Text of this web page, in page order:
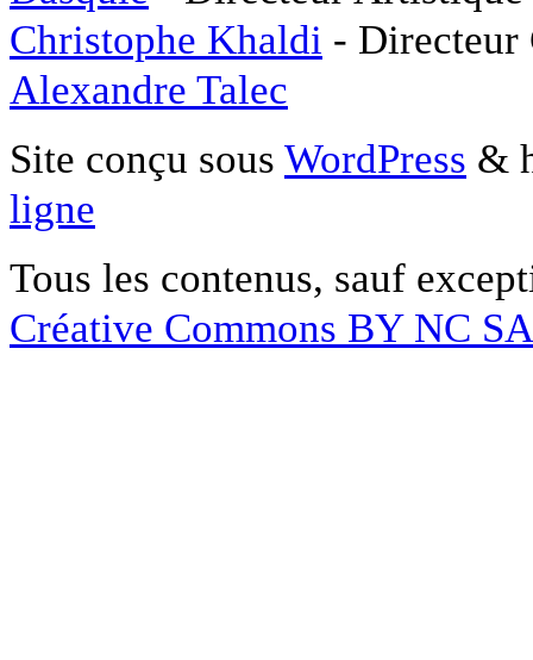
Christophe Khaldi -
Alexandre Talec
Site conçu sous WordPress &
ligne
Tous les contenus, sauf
Créative Commons BY NC SA